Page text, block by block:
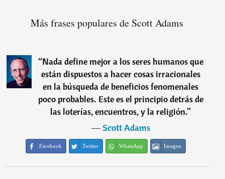
Más frases populares de Scott Adams
“Nada define mejor a los seres humanos que
están dispuestos a hacer cosas irracionales
en la búsqueda de beneficios fenomenales
poco probables. Este es el principio detrás de
las loterías, encuentros, y la religión.”
―Scott Adams
Facebook Twitter WhatsApp Imagen